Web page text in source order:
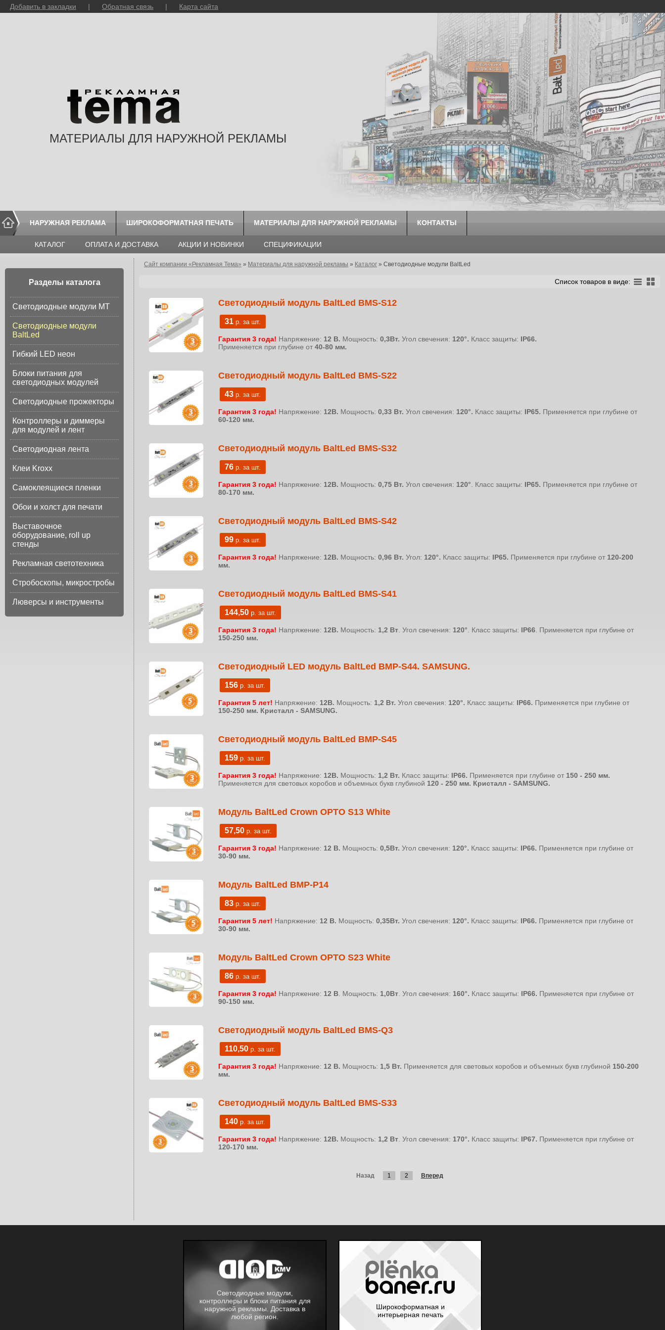
Добавить в закладки | Обратная связь | Карта сайта
МАТЕРИАЛЫ ДЛЯ НАРУЖНОЙ РЕКЛАМЫ
НАРУЖНАЯ РЕКЛАМА ШИРОКОФОРМАТНАЯ ПЕЧАТЬ МАТЕРИАЛЫ ДЛЯ НАРУЖНОЙ РЕКЛАМЫ КОНТАКТЫ
КАТАЛОГ ОПЛАТА И ДОСТАВКА АКЦИИ И НОВИНКИ СПЕЦИФИКАЦИИ
Разделы каталога
Светодиодные модули МТ
Светодиодные модули
BaltLed
Гибкий LED неон
Блоки питания для
светодиодных модулей
Светодиодные прожекторы
Контроллеры и диммеры
для модулей и лент
Светодиодная лента
Клеи Kroxx
Самоклеящиеся пленки
Обои и холст для печати
Выставочное
оборудование, roll up
стенды
Рекламная светотехника
Стробоскопы, микростробы
Люверсы и инструменты
Сайт компании «Рекламная Тема» » Материалы для наружной рекламы » Каталог » Светодиодные модули BaltLed
Список товаров в виде:
Светодиодный модуль BaltLed BMS-S12
31 р. за шт.
Гарантия 3 года! Напряжение: 12 В. Мощность: 0,3Вт. Угол свечения: 120°. Класс защиты: IP66.
Применяется при глубине от 40-80 мм.
Светодиодный модуль BaltLed BMS-S22
43 р. за шт.
Гарантия 3 года! Напряжение: 12В. Мощность: 0,33 Вт. Угол свечения: 120°. Класс защиты: IP65. Применяется при глубине от
60-120 мм.
Светодиодный модуль BaltLed BMS-S32
76 р. за шт.
Гарантия 3 года! Напряжение: 12В. Мощность: 0,75 Вт. Угол свечения: 120° . Класс защиты: IP65. Применяется при глубине от
80-170 мм.
Светодиодный модуль BaltLed BMS-S42
99 р. за шт.
Гарантия 3 года! Напряжение: 12В. Мощность: 0,96 Вт. Угол: 120°. Класс защиты: IP65. Применяется при глубине от 120-200
мм.
Светодиодный модуль BaltLed BMS-S41
144,50 р. за шт.
Гарантия 3 года! Напряжение: 12В. Мощность: 1,2 Вт . Угол свечения: 120° . Класс защиты: IP66 . Применяется при глубине от
150-250 мм.
Светодиодный LED модуль BaltLed BMP-S44. SAMSUNG.
156 р. за шт.
Гарантия 5 лет! Напряжение: 12В. Мощность: 1,2 Вт. Угол свечения: 120°. Класс защиты: IP66. Применяется при глубине от
150-250 мм. Кристалл - SAMSUNG.
Светодиодный модуль BaltLed BMP-S45
159 р. за шт.
Гарантия 3 года! Напряжение: 12В. Мощность: 1,2 Вт. Класс защиты: IP66. Применяется при глубине от 150 - 250 мм.
Применяется для световых коробов и объемных букв глубиной 120 - 250 мм. Кристалл - SAMSUNG.
Модуль BaltLed Crown OPTO S13 White
57,50 р. за шт.
Гарантия 3 года! Напряжение: 12 В. Мощность: 0,5Вт. Угол свечения: 120°. Класс защиты: IP66. Применяется при глубине от
30-90 мм.
Модуль BaltLed BMP-P14
83 р. за шт.
Гарантия 5 лет! Напряжение: 12 В. Мощность: 0,35Вт. Угол свечения: 120°. Класс защиты: IP66. Применяется при глубине от
30-90 мм.
Модуль BaltLed Crown OPTO S23 White
86 р. за шт.
Гарантия 3 года! Напряжение: 12 В . Мощность: 1,0Вт . Угол свечения: 160°. Класс защиты: IP66. Применяется при глубине от
90-150 мм.
Светодиодный модуль BaltLed BMS-Q3
110,50 р. за шт.
Гарантия 3 года! Напряжение: 12 В. Мощность: 1,5 Вт. Применяется для световых коробов и объемных букв глубиной 150-200
мм.
Светодиодный модуль BaltLed BMS-S33
140 р. за шт.
Гарантия 3 года! Напряжение: 12В. Мощность: 1,2 Вт . Угол свечения: 170°. Класс защиты: IP67. Применяется при глубине от
120-170 мм.
Назад 1 2 Вперед
Светодиодные модули,
контроллеры и блоки питания для
наружной рекламы. Доставка в
любой регион.
Широкоформатная и
интерьерная печать